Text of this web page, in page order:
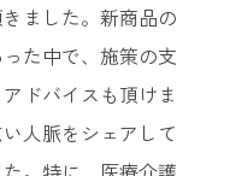
ました。新商品の
た中で、施策の支
ドバイスも頂けま
人脈をシェアして